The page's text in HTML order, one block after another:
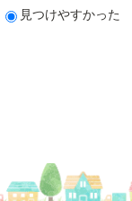
見つけやすかった